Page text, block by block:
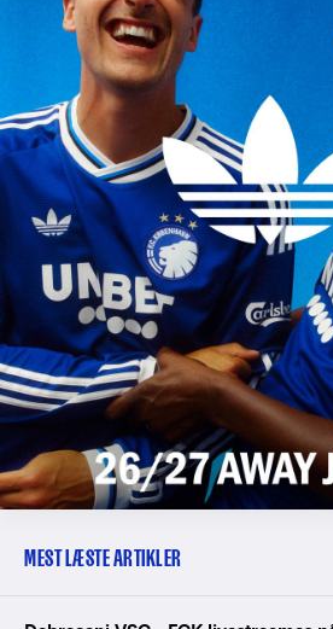
MEST LÆSTE ARTIKLER